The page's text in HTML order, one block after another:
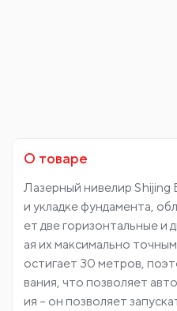
О товаре
Лазерный нивелир Shijing
и укладке фундамента,
ет две горизонтальные
ая их максимально
остигает 30 метров,
вания, что позволяет
ия – он позволяет